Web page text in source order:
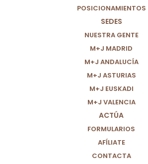
POSICIONAMIENTOS
SEDES
NUESTRA GENTE
M+J MADRID
M+J ANDALUCÍA
M+J ASTURIAS
M+J EUSKADI
M+J VALENCIA
ACTÚA
FORMULARIOS
AFÍLIATE
CONTACTA
Resultados
Electorales